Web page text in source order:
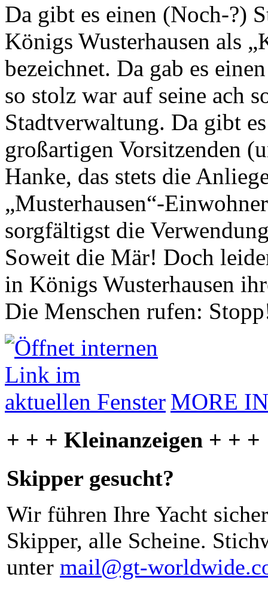
Da gibt es einen (Noch-?)
Königs Wusterhausen als
bezeichnet. Da gab es
so stolz war auf seine ach
Stadtverwaltung. Da gibt
großartigen Vorsitzenden
Hanke, das stets die
„Musterhausen“-
sorgfältigst die
Soweit die Mär! Doch
in Königs Wusterhausen
Die Menschen rufen:
MORE
+ + + Kleinanzeigen + + +
Skipper gesucht?
Wir führen Ihre Yacht
Skipper, alle Scheine.
unter mail@gt-